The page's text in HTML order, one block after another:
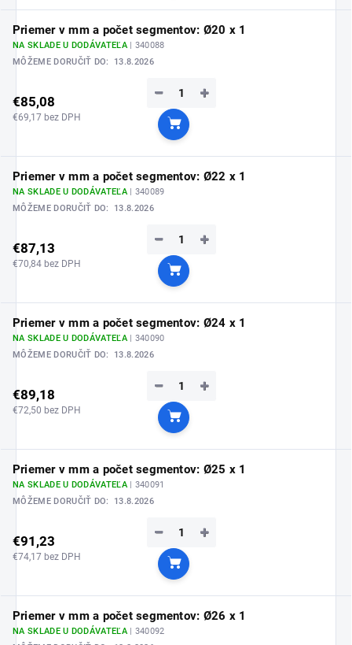
Priemer v mm a počet segmentov: Ø20 x 1
NA SKLADE U DODÁVATEĽA | 340088
MÔŽEME DORUČIŤ DO:
13.8.2026
€85,08
€69,17 bez DPH
+
−
Do košíka
Priemer v mm a počet segmentov: Ø22 x 1
NA SKLADE U DODÁVATEĽA | 340089
MÔŽEME DORUČIŤ DO:
13.8.2026
€87,13
€70,84 bez DPH
+
−
Do košíka
Priemer v mm a počet segmentov: Ø24 x 1
NA SKLADE U DODÁVATEĽA | 340090
MÔŽEME DORUČIŤ DO:
13.8.2026
€89,18
€72,50 bez DPH
+
−
Do košíka
Priemer v mm a počet segmentov: Ø25 x 1
NA SKLADE U DODÁVATEĽA | 340091
MÔŽEME DORUČIŤ DO:
13.8.2026
€91,23
€74,17 bez DPH
+
−
Do košíka
Priemer v mm a počet segmentov: Ø26 x 1
NA SKLADE U DODÁVATEĽA | 340092